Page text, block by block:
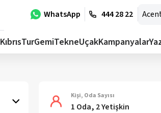
WhatsApp 444 28 22
KıbrısTurGemiTekneUçakKampanyalar
Kişi, Oda Sayısı
1 Oda, 2 Yetişkin